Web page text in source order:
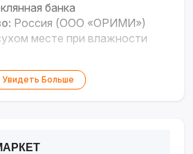
банка
Россия (ООО «ОРИМИ»)
месте при влажности
Увидеть Больше